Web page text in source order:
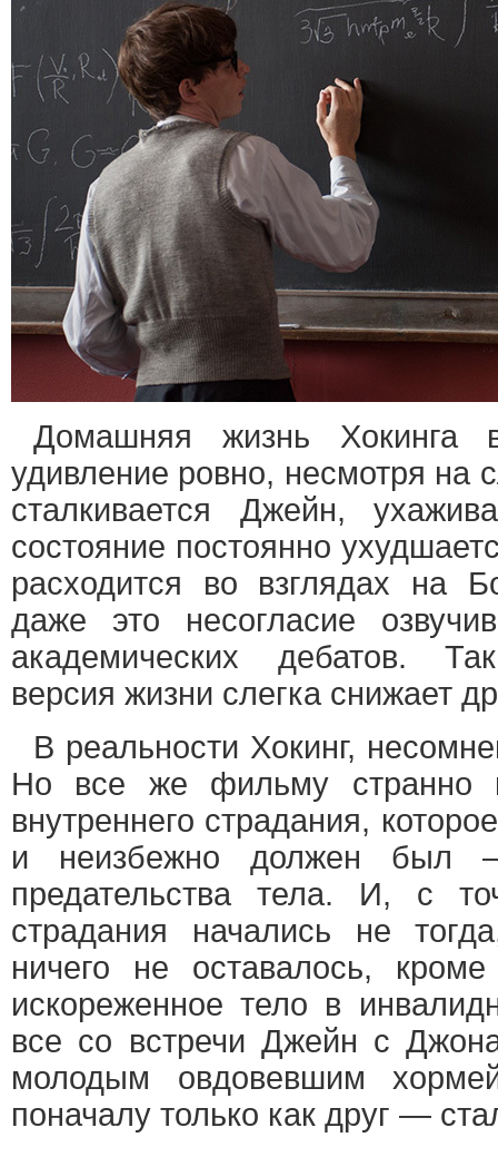
Домашняя жизнь
удивление ровно, несмотря на
сталкивается Джейн,
состояние постоянно
расходится во взглядах на
даже это несогласие
академических дебатов.
версия жизни слегка снижает
В реальности Хокинг,
Но все же фильму странно
внутреннего страдания,
и неизбежно должен был
предательства тела. И, с
страдания начались не
ничего не оставалось,
искореженное тело в
все со встречи Джейн с
молодым овдовевшим
поначалу только как друг —